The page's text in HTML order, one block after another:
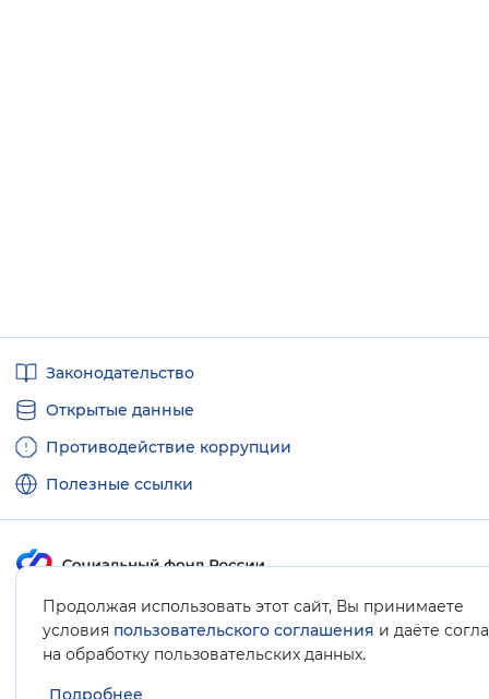
Продолжая использовать этот сайт, Вы принимаете
условия пользовательского соглашения и даёте
на обработку пользовательских данных.
Подробнее
ссылкиЗаконодательство
Открытые данные
Противодействие коррупции
Полезные ссылки
Карта сайта